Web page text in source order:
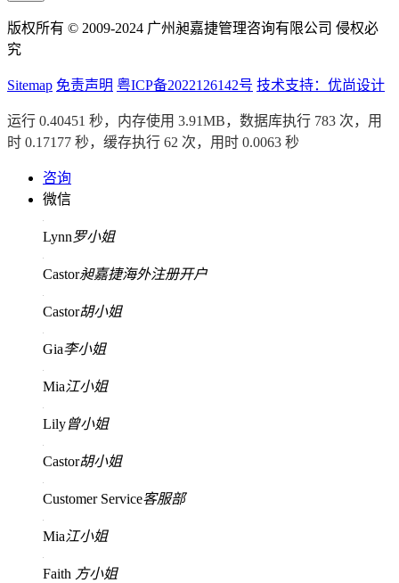
版权所有 © 2009-2024 广州昶嘉捷管理咨询有限公司 侵权必
究
Sitemap 免责声明 粤ICP备2022126142号 技术支持：优尚设计
运行 0.40451 秒，内存使用 3.91MB，数据库执行 783 次，用
时 0.17177 秒，缓存执行 62 次，用时 0.0063 秒
咨询
微信
Lynn罗小姐
Castor昶嘉捷海外注册开户
Castor胡小姐
Gia李小姐
Mia江小姐
Lily曾小姐
Castor胡小姐
Customer Service客服部
Mia江小姐
Faith 方小姐